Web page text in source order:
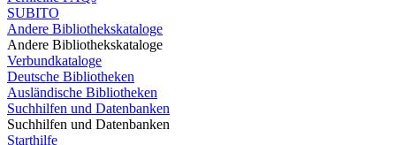
SUBITO
Andere Bibliothekskataloge
Andere Bibliothekskataloge
Verbundkataloge
Deutsche Bibliotheken
Ausländische Bibliotheken
Suchhilfen und Datenbanken
Suchhilfen und Datenbanken
Starthilfe